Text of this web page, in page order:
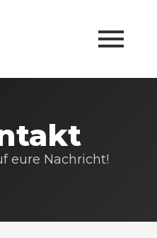
eure Nachricht!